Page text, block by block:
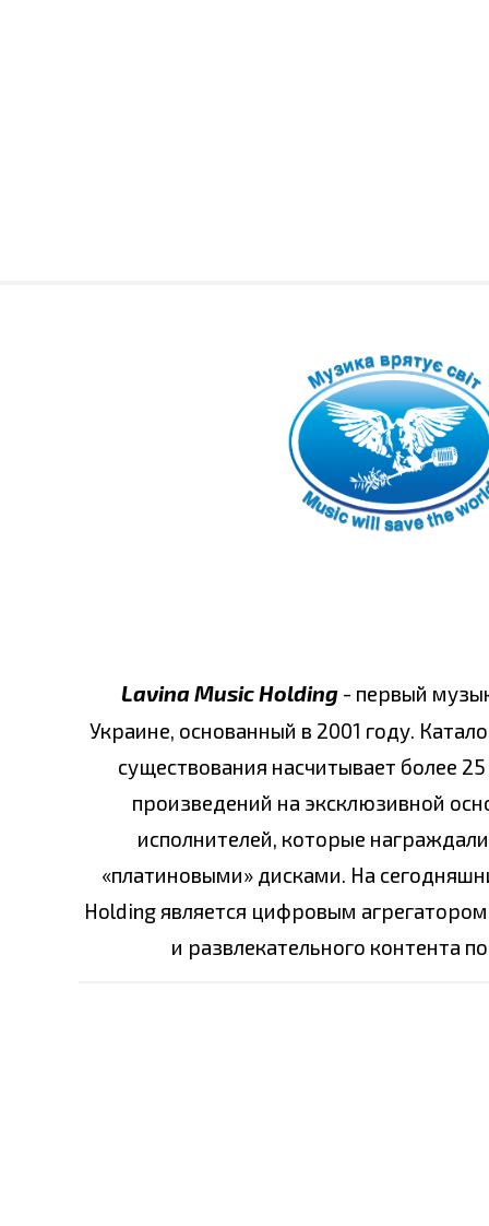
Lavina Music Holding - первый
Украине, основанный в 2001 году.
существования насчитывает более
произведений на эксклюзивной
исполнителей, которые
«платиновыми» дисками. На
Holding является цифровым
и развлекательного контента